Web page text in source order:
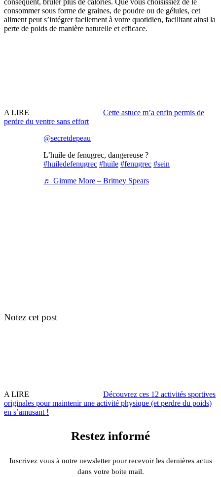
consommer sous forme de graines, de poudre ou de gélules, cet
aliment peut s’intégrer facilement à votre quotidien, facilitant ainsi la
perte de poids de manière naturelle et efficace.
A LIRE
Cette astuce m’a enfin permis de
perdre du ventre sans effort
@secretdepeau
L’huile de fenugrec, dangereuse ?
#huiledefenugrec #huile #fenugrec #sein
♬ Gimme More – Britney Spears
Notez cet post
A LIRE
Découvrez ces 12 activités sportives
originales pour maintenir une activité physique (et perdre du poids)
en sʼamusant !
Restez informé
Inscrivez vous à notre newsletter pour recevoir les dernières actus
dans votre boite mail.